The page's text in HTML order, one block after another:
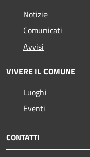
Notizie
Comunicati
Avvisi
VIVERE IL COMUNE
Luoghi
Eventi
CONTATTI